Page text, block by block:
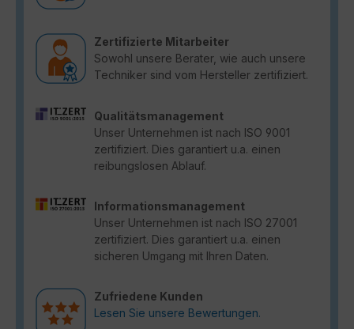
Zertifizierte Mitarbeiter
Sowohl unsere Berater, wie auch unsere
Techniker sind vom Hersteller zertifiziert.
Qualitätsmanagement
Unser Unternehmen ist nach ISO 9001
zertifiziert. Dies garantiert u.a. einen
reibungslosen Ablauf.
Informationsmanagement
Unser Unternehmen ist nach ISO 27001
zertifiziert. Dies garantiert u.a. einen
sicheren Umgang mit Ihren Daten.
Zufriedene Kunden
Lesen Sie unsere Bewertungen.